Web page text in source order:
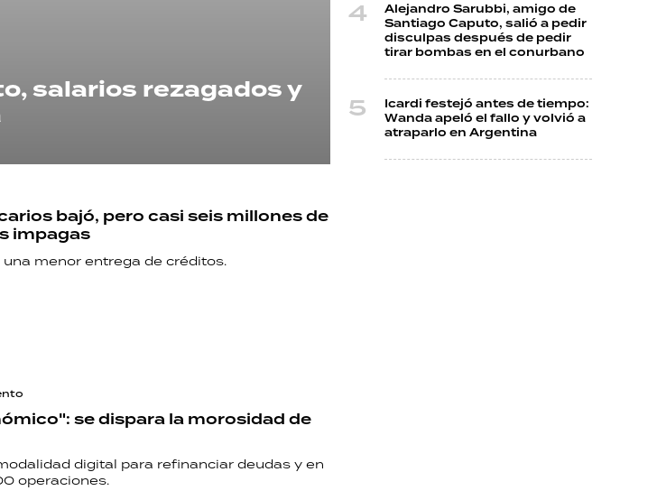
salarios rezagados y
bajó, pero casi seis millones de
impagas
menor entrega de créditos.
se dispara la morosidad de
digital para refinanciar deudas y en
operaciones.
Alejandro Sarubbi, amigo de
Santiago Caputo, salió a pedir
disculpas después de pedir
tirar bombas en el conurbano
Icardi festejó antes de tiempo:
Wanda apeló el fallo y volvió a
atraparlo en Argentina